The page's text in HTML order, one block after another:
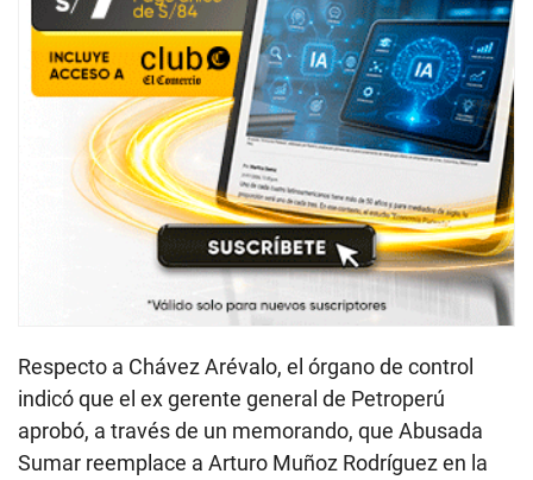
Respecto a Chávez Arévalo, el órgano de control
indicó que el ex gerente general de Petroperú
aprobó, a través de un memorando, que Abusada
Sumar reemplace a Arturo Muñoz Rodríguez en la